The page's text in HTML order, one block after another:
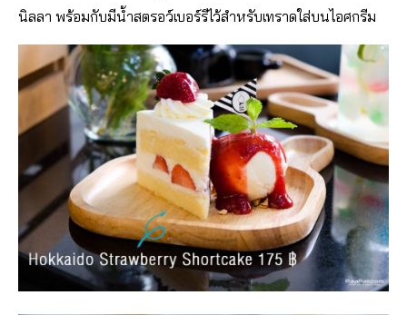
นิลลา พร้อมกับมีน้ำสตรอว์เบอร์รีไว้สำหรับเทราดใส่บนไอศกรีม